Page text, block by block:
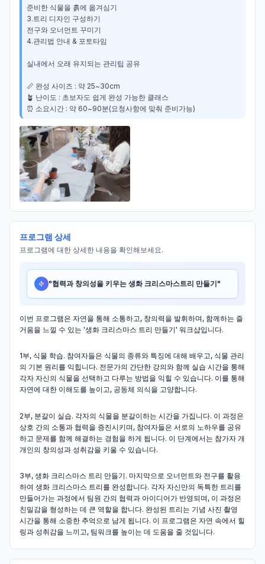
준비한 식물을 흙에 옮겨심기
3.트리 디자인 구성하기
전구와 오너먼트 꾸미기
4.관리법 안내 & 포토타임
실내에서 오래 유지되는 관리팁 공유
📏 완성 사이즈 : 약 25~30cm
🪴 난이도 : 초보자도 쉽게 완성 가능한 클래스
⏰ 소요시간 : 약 60~90분(요청사항에 맞춰 준비가능)
프로그램 상세
프로그램에 대한 상세한 내용을 확인해보세요.
"협력과 창의성을 키우는 생화 크리스마스트리 만들기"
이번 프로그램은 자연을 통해 소통하고, 창의력을 발휘하며, 함께하는 즐
거움을 느낄 수 있는 '생화 크리스마스 트리 만들기' 워크샵입니다.
1부, 식물 학습. 참여자들은 식물의 종류와 특징에 대해 배우고, 식물 관리
의 기본 원리를 익힙니다. 전문가의 간단한 강의와 함께 실습 시간을 통해
각자 자신의 식물을 선택하고 다루는 방법을 익힐 수 있습니다. 이를 통해
자연에 대한 이해도를 높이고, 공동체 의식을 고양합니다.
2부, 분갈이 실습. 각자의 식물을 분갈이하는 시간을 가집니다. 이 과정은
상호 간의 소통과 협력을 증진시키며, 참여자들은 서로의 노하우를 공유
하고 문제를 함께 해결하는 경험을 하게 됩니다. 이 단계에서는 참가자 개
개인의 창의성과 성취감을 키울 수 있습니다.
3부, 생화 크리스마스 트리 만들기. 마지막으로 오너먼트와 전구를 활용
하여 생화 크리스마스 트리를 완성합니다. 각자 자신만의 독특한 트리를
만들어가는 과정에서 팀원 간의 협력과 아이디어가 반영되며, 이 과정은
친밀감을 형성하는 데 큰 역할을 합니다. 완성된 트리는 기념 사진 촬영
시간을 통해 소중한 추억으로 남게 됩니다. 이 프로그램은 자연 속에서 힐
링과 성취감을 느끼고, 팀워크를 높이는 데 도움을 줄 것입니다.